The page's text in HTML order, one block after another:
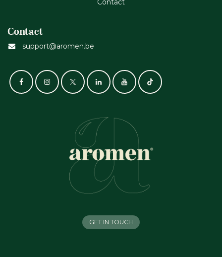
Cont​act
Contact
support@aromen.be
GET IN TOUCH